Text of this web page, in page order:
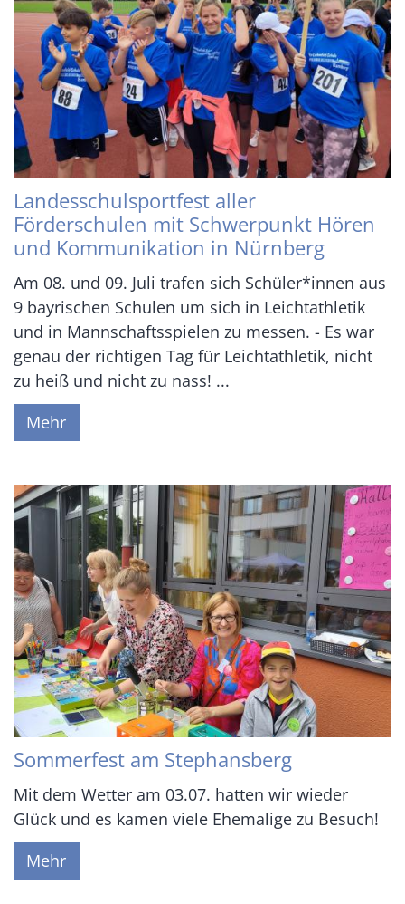
Landesschulsportfest aller
Förderschulen mit Schwerpunkt Hören
und Kommunikation in Nürnberg
Am 08. und 09. Juli trafen sich Schüler*innen aus
9 bayrischen Schulen um sich in Leichtathletik
und in Mannschaftsspielen zu messen. - Es war
genau der richtigen Tag für Leichtathletik, nicht
zu heiß und nicht zu nass! ...
Mehr
Sommerfest am Stephansberg
Mit dem Wetter am 03.07. hatten wir wieder
Glück und es kamen viele Ehemalige zu Besuch!
Mehr